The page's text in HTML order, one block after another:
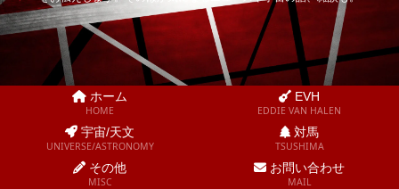
ホーム
HOME
EVH
EDDIE VAN HALEN
宇宙/天文
UNIVERSE/ASTRONOMY
対馬
TSUSHIMA
その他
MISC
お問い合わせ
MAIL